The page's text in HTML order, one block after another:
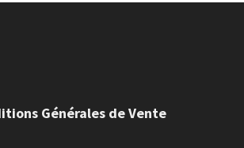
Générales de Vente